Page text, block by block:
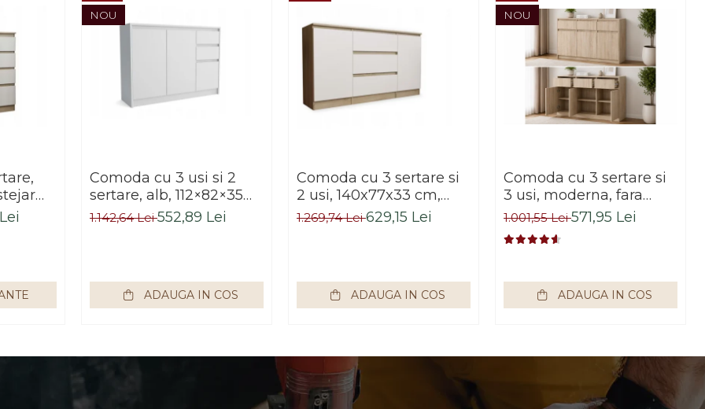
hol,
NOU
Comoda cu 3 usi si 2
sertare, alb, 112×82×35
cm, Bortis Impex
1.142,64 Lei552,89 Lei
ADAUGA IN COS
Comoda cu 3 sertare si
2 usi, 140x77x33 cm,
stejar sonoma/alb,
1.269,74 Lei629,15 Lei
ADAUGA IN COS
NOU
Comoda cu 3 sertare si
3 usi, moderna, fara
manere, 120x85x33 cm,
stejar sonoma, pentru
living, dormitor, hol,
1.001,55 Lei571,95 Lei
ADAUGA IN COS